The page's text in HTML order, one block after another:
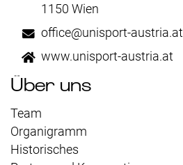
1150 Wien
office@unisport-austria.at
www.unisport-austria.at
Über uns
Team
Organigramm
Historisches